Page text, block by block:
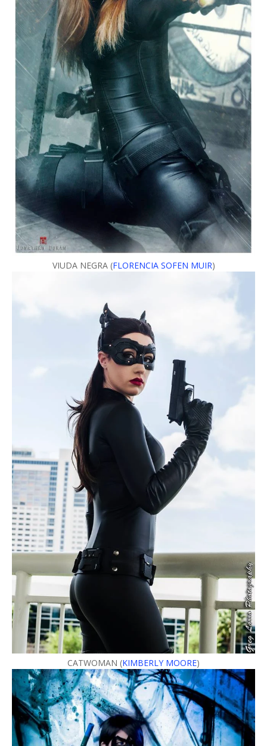
VIUDA NEGRA (FLORENCIA SOFEN MUIR)
CATWOMAN (KIMBERLY MOORE)